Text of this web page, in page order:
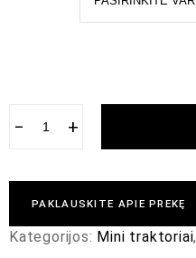
− +
PAKLAUSKITE APIE PREKĘ
Kategorijos: Mini traktoriai,